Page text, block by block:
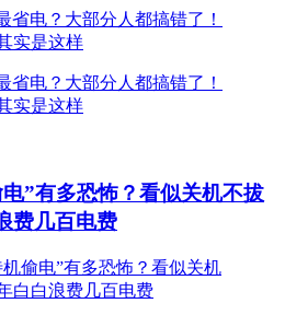
”有多恐怖？看似关机不拔
费几百电费